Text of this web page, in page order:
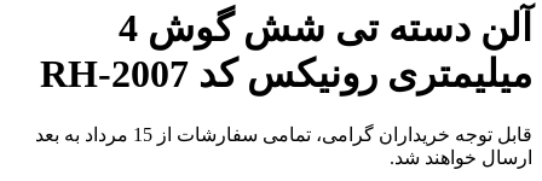
آلن دسته تی شش گوش 4
میلیمتری رونیکس کد RH-2007
قابل توجه خریداران گرامی، تمامی سفارشات از 15 مرداد به بعد
ارسال خواهند شد.